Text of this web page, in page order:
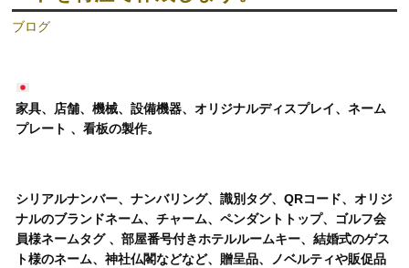
ブログ
家具、店舗、機械、設備機器、オリジナルディスプレイ、ネーム
プレート 、看板の製作。
シリアルナンバー、ナンバリング、識別タグ、QRコード、オリジ
ナルのブランドネーム、チャーム、ペンダントトップ、ゴルフ会
員様ネームタグ 、部屋番号付きホテルルームキー、結婚式のゲス
ト様のネーム、神社仏閣などなど、贈呈品、ノベルティや販促品